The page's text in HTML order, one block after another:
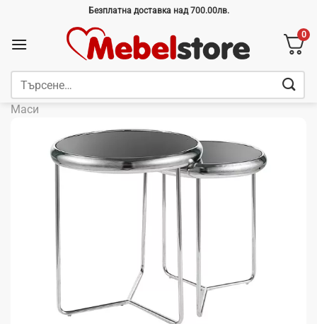
content
Безплатна доставка над 700.00лв.
0
Търсене
Маси